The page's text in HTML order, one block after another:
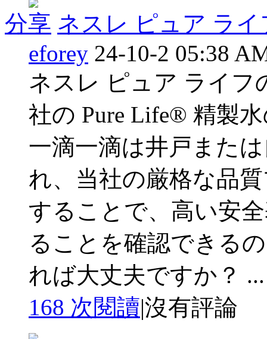
分享 ネスレ ピュア ラ
eforey 24-10-2 05:38
ネスレ ピュア ライフ
社の Pure Life® 精製
一滴一滴は井戸また
れ、当社の厳格な品
することで、高い安
ることを確認できる
れば大丈夫ですか？ ...
168 次閱讀|沒有評論